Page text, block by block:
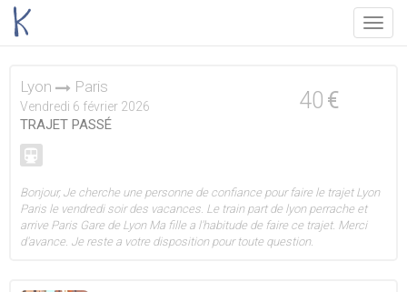
Menu
Lyon Paris
Vendredi 6 février 2026
TRAJET PASSÉ
40 €
Bonjour, Je cherche une personne de confiance pour faire le trajet Lyon
Paris le vendredi soir des vacances. Le train part de lyon perrache et
arrive Paris Gare de Lyon Ma fille a l'habitude de faire ce trajet. Merci
d'avance. Je reste a votre disposition pour toute question.